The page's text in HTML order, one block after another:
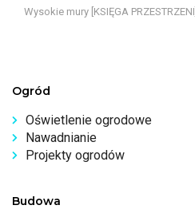
Wysokie mury [KSIĘGA PRZESTRZENI]
Ogród
Oświetlenie ogrodowe
Nawadnianie
Projekty ogrodów
Budowa